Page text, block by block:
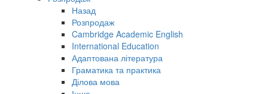
Назад
Розпродаж
Cambridge Academic English
International Education
Адаптована література
Граматика та практика
Ділова мова